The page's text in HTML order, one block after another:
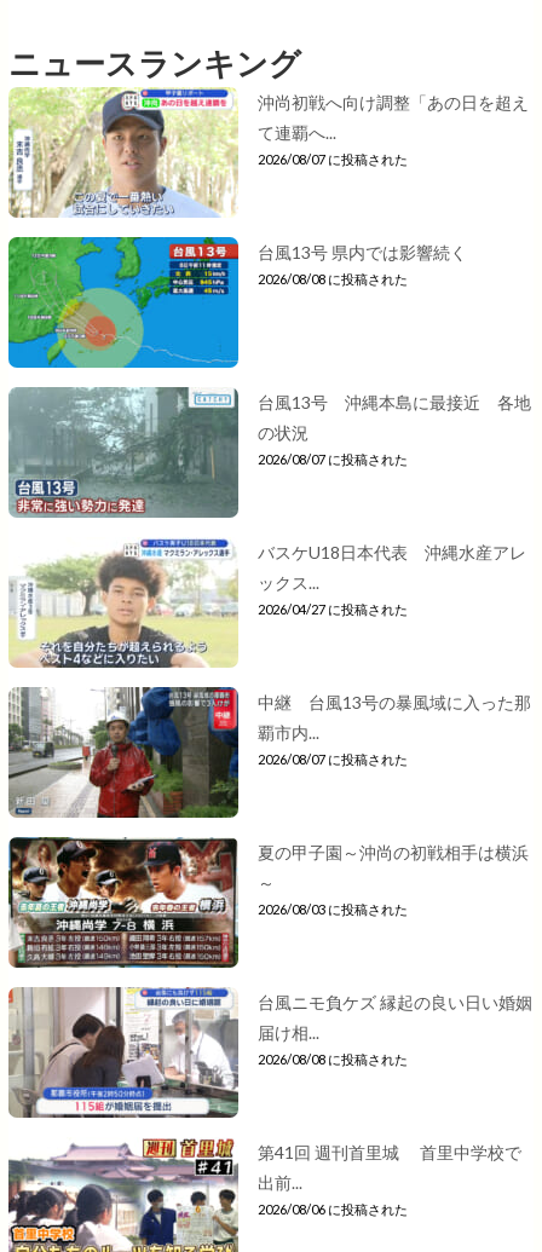
ニュースランキング
沖尚初戦へ向け調整「あの日を超え
て連覇へ...
2026/08/07 に投稿された
台風13号 県内では影響続く
2026/08/08 に投稿された
台風13号 沖縄本島に最接近 各地
の状況
2026/08/07 に投稿された
バスケU18日本代表 沖縄水産アレ
ックス...
2026/04/27 に投稿された
中継 台風13号の暴風域に入った那
覇市内...
2026/08/07 に投稿された
夏の甲子園～沖尚の初戦相手は横浜
～
2026/08/03 に投稿された
台風ニモ負ケズ 縁起の良い日い婚姻
届け相...
2026/08/08 に投稿された
第41回 週刊首里城 首里中学校で
出前...
2026/08/06 に投稿された